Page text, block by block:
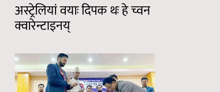
अस्ट्रेलियां वयाः दिपक थः हे च्वन
क्वारेन्टाइनय्